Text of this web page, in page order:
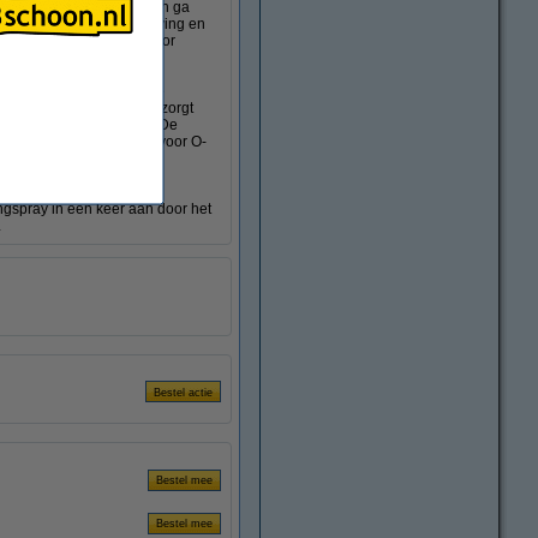
hiermee in en ga
Formula' worden wrijving en
kettingspray ideaal voor
ook nieuw vuil af en zorgt
werkt dit extra goed. De
en is geschikt voor O-
in één keer aan door het